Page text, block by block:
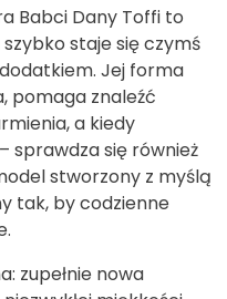
Babci Dany Toffi to
staje się czymś
Jej forma
pomaga znaleźć
a kiedy
sprawdza się również
stworzony z myślą
tak, by codzienne
zupełnie nowa